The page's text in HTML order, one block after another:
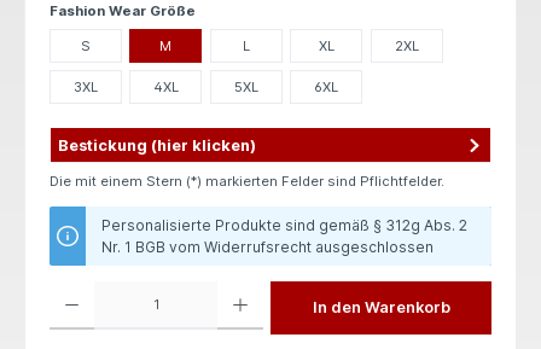
Fashion Wear Größe
S M L XL 2XL
3XL 4XL 5XL 6XL
Bestickung (hier klicken)
Die mit einem Stern (*) markierten Felder sind Pflichtfelder.
Personalisierte Produkte sind gemäß § 312g Abs. 2
Nr. 1 BGB vom Widerrufsrecht ausgeschlossen
In den Warenkorb